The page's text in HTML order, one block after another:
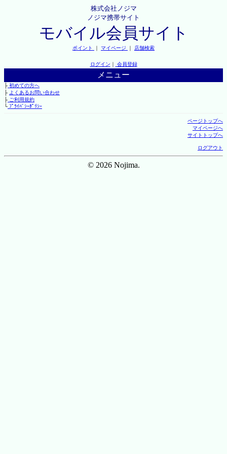
株式会社ノジマ
ノジマ携帯サイト
モバイル会員サイト
ポイント ｜ マイページ ｜ 店舗検索
ログイン ｜ 会員登録
メニュー
├初めての方へ
├ よくあるお問い合わせ
├ご利用規約
└ﾌﾟﾗｲﾊﾞｼｰﾎﾟﾘｼｰ
ページトップへ
マイページへ
サイトトップへ
ログアウト
© 2026 Nojima.